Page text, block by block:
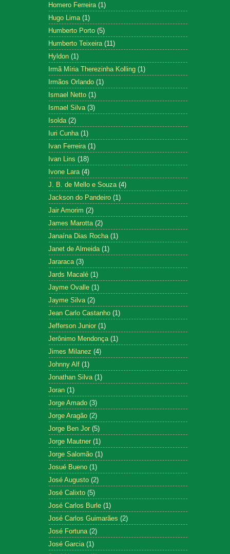
Homero Ferreira (1)
Hugo Lima (1)
Humberto Porto (5)
Humberto Teixeira (11)
Hyldon (1)
Irmã Míria Therezinha Kolling (1)
Irmãos Orlando (1)
Ismael Netto (1)
Ismael Silva (3)
Isolda (2)
Iuri Cunha (1)
Ivan Ferreira (1)
Ivan Lins (18)
Ivone Lara (4)
J. B. de Mello e Souza (4)
Jackson do Pandeiro (1)
Jair Amorim (2)
James Marotta (2)
Janaína Dias Rocha (1)
Janet de Almeida (1)
Jararaca (3)
Jards Macalé (1)
Jayme Ovalle (1)
Jayme Silva (2)
Jean Carlo Castanho (1)
Jefferson Junior (1)
Jerônimo Mendonça (1)
Jimes Milanez (4)
Johnny Alf (1)
Jonathan Silva (1)
Joran (1)
Jorge Amado (3)
Jorge Aragão (2)
Jorge Ben Jor (5)
Jorge Mautner (1)
Jorge Salomão (1)
Josué Bueno (1)
José Augusto (2)
José Calixto (5)
José Carlos Burle (1)
José Carlos Guimarães (2)
José Fortuna (2)
José Garcia (1)